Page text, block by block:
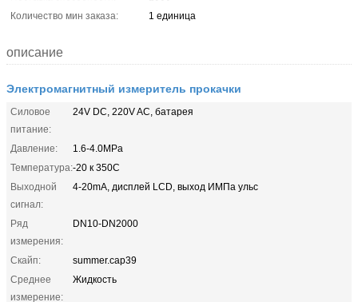
Количество мин заказа:
1 единица
описание
Электромагнитный измеритель прокачки
Силовое
питание:
24V DC, 220V AC, батарея
Давление:
1.6-4.0MPa
Температура:-20 к 350C
Выходной
сигнал:
4-20mA, дисплей LCD, выход ИМПа ульс
Ряд
измерения:
DN10-DN2000
Скайп:
summer.cap39
Среднее
измерение:
Жидкость